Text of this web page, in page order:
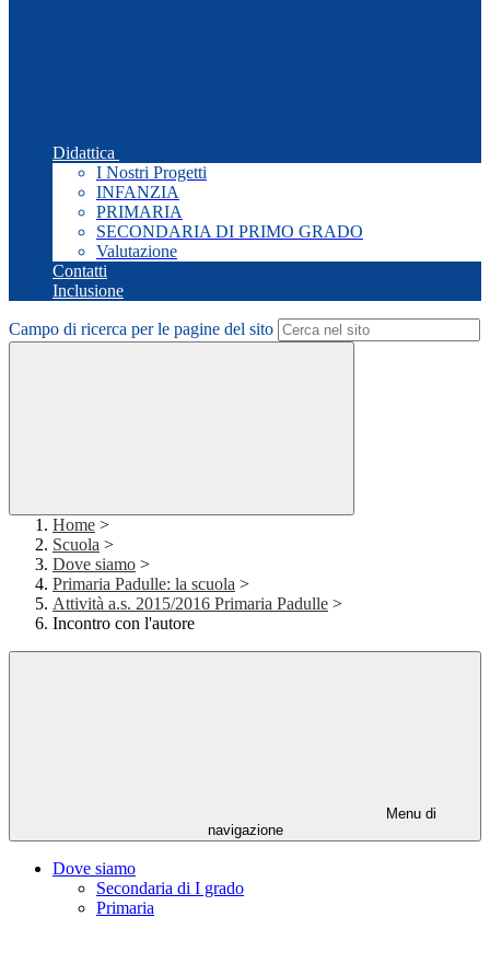
Didattica
I Nostri Progetti
INFANZIA
PRIMARIA
SECONDARIA DI PRIMO GRADO
Valutazione
Contatti
Inclusione
Campo di ricerca per le pagine del sito
Home >
Scuola >
Dove siamo >
Primaria Padulle: la scuola >
Attività a.s. 2015/2016 Primaria Padulle >
Incontro con l'autore
Menu di
navigazione
Dove siamo
Secondaria di I grado
Primaria